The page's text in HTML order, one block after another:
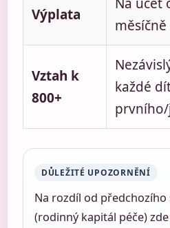
Výplata
měsíčně
Vztah k
800+
každé
DŮLEŽITÉ UPOZORNĚNÍ
Na rozdíl od předchozího
(rodinný kapitál péče)